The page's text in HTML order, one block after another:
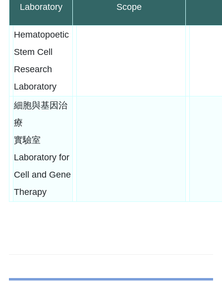
Laboratory Scope
Hematopoetic
Stem Cell
Research
Laboratory
細胞與基因治
療
實驗室
Laboratory for
Cell and Gene
Therapy